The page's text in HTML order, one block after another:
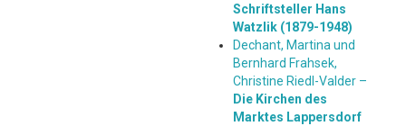
Schriftsteller Hans
Watzlik (1879-1948)
Dechant, Martina und
Bernhard Frahsek,
Christine Riedl-Valder –
Die Kirchen des
Marktes Lappersdorf